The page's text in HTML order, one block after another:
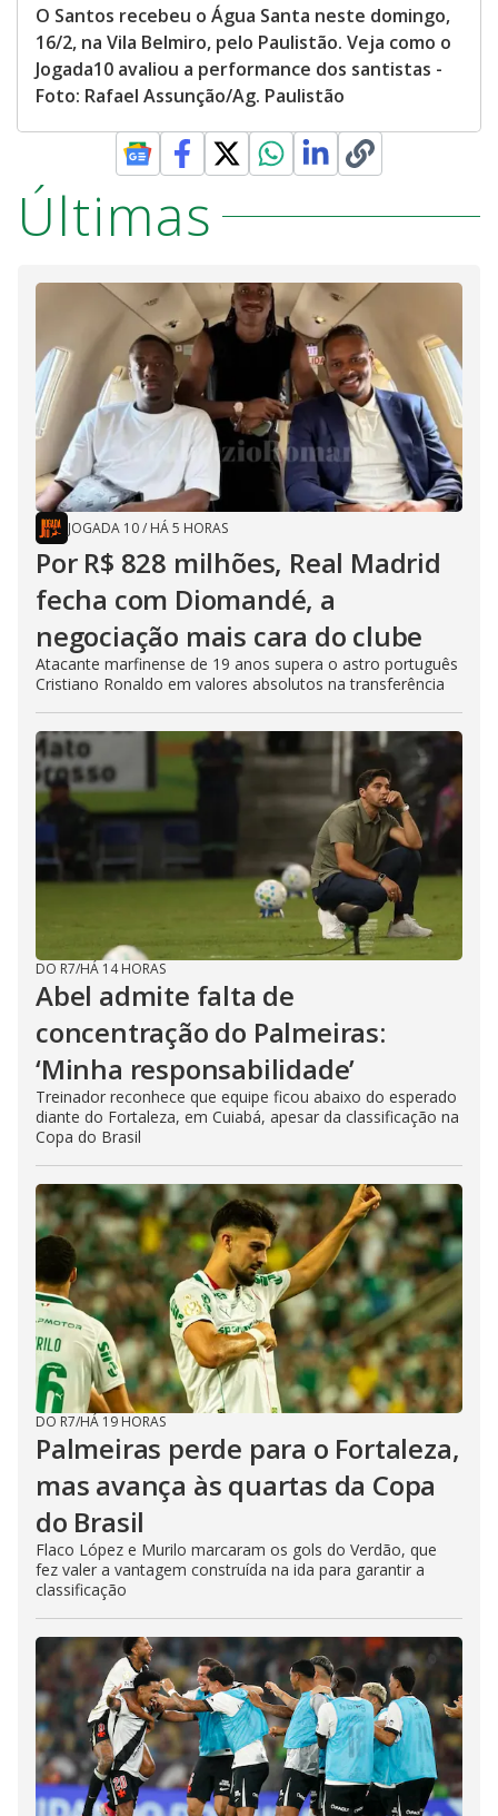
O Santos recebeu o Água Santa neste domingo,
16/2, na Vila Belmiro, pelo Paulistão. Veja como o
Jogada10 avaliou a performance dos santistas -
Foto: Rafael Assunção/Ag. Paulistão
Últimas
JOGADA 10/ HÁ 5 HORAS
Por R$ 828 milhões, Real Madrid
fecha com Diomandé, a
negociação mais cara do clube
Atacante marfinense de 19 anos supera o astro português
Cristiano Ronaldo em valores absolutos na transferência
DO R7/HÁ 14 HORAS
Abel admite falta de
concentração do Palmeiras:
‘Minha responsabilidade’
Treinador reconhece que equipe ficou abaixo do esperado
diante do Fortaleza, em Cuiabá, apesar da classificação na
Copa do Brasil
DO R7/HÁ 19 HORAS
Palmeiras perde para o Fortaleza,
mas avança às quartas da Copa
do Brasil
Flaco López e Murilo marcaram os gols do Verdão, que
fez valer a vantagem construída na ida para garantir a
classificação